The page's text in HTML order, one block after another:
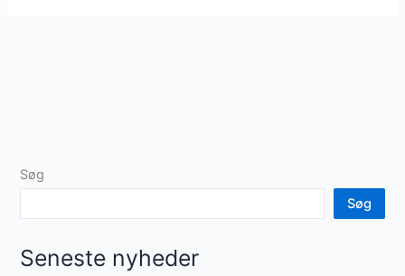
Søg
Søg
Seneste nyheder